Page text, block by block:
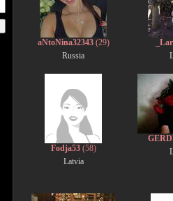
aNtoNina32343(29)
Russia
Fodja53(58)
Latvia